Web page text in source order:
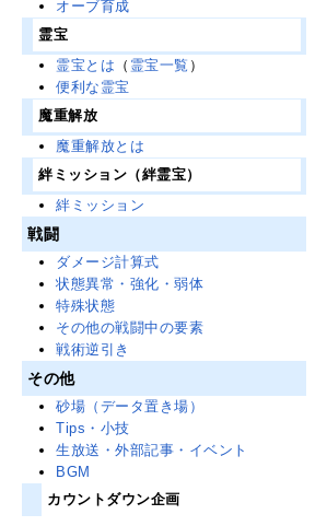
オーブ育成
霊宝
霊宝とは （ 霊宝一覧 ）
便利な霊宝
魔重解放
魔重解放とは
絆ミッション（絆霊宝）
絆ミッション
戦闘
ダメージ計算式
状態異常・強化・弱体
特殊状態
その他の戦闘中の要素
戦術逆引き
その他
砂場（データ置き場）
Tips・小技
生放送・外部記事・イベント
BGM
カウントダウン企画